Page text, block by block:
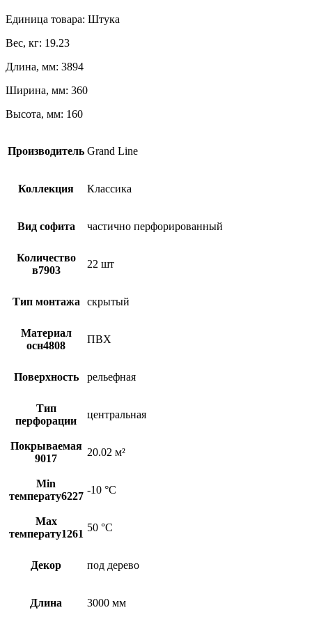
Единица товара: Штука
Вес, кг: 19.23
Длина, мм: 3894
Ширина, мм: 360
Высота, мм: 160
Производитель Grand Line
Коллекция Классика
Вид софита частично перфорированный
Количество
в7903
22 шт
Тип монтажа скрытый
Материал
осн4808
ПВХ
Поверхность рельефная
Тип
перфорации
центральная
Покрываемая
9017
20.02 м²
Min
температу6227
-10 °С
Max
температу1261
50 °С
Декор под дерево
Длина 3000 мм